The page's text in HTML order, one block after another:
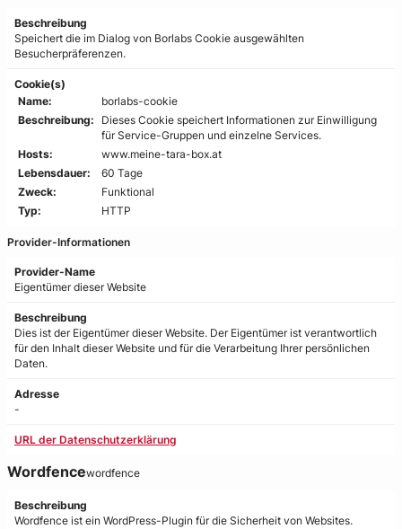
Beschreibung
Speichert die im Dialog von Borlabs Cookie ausgewählten
Besucherpräferenzen.
Cookie(s)
Name:
borlabs-cookie
Beschreibung:
Dieses Cookie speichert Informationen zur Einwilligung
für Service-Gruppen und einzelne Services.
Hosts:
www.meine-tara-box.at
Lebensdauer:
60 Tage
Zweck:
Funktional
Typ:
HTTP
Provider-Informationen
Provider-Name
Eigentümer dieser Website
Beschreibung
Dies ist der Eigentümer dieser Website. Der Eigentümer ist verantwortlich
für den Inhalt dieser Website und für die Verarbeitung Ihrer persönlichen
Daten.
Adresse
-
URL der Datenschutzerklärung
Wordfencewordfence
Beschreibung
Wordfence ist ein WordPress-Plugin für die Sicherheit von Websites.